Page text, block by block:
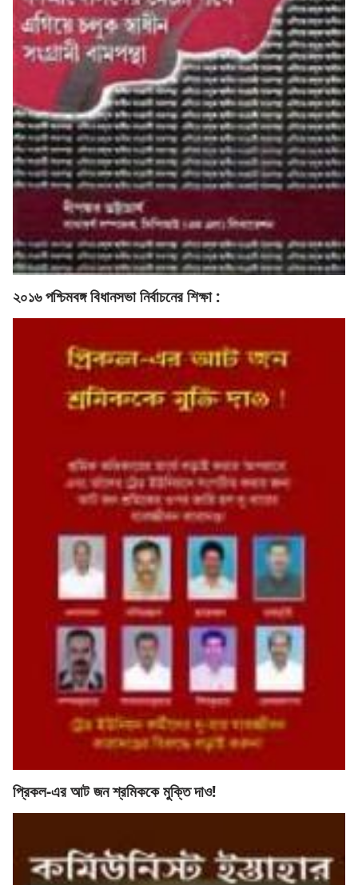
২০১৬ পশ্চিমবঙ্গ বিধানসভা নির্বাচনের শিক্ষা :
প্রিকল-এর আট জন শ্রমিককে মুক্তি দাও!